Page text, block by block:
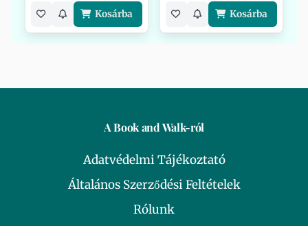
Kosárba Kosárba
A Book and Walk-ról
Adatvédelmi Tájékoztató
Általános Szerződési Feltételek
Rólunk